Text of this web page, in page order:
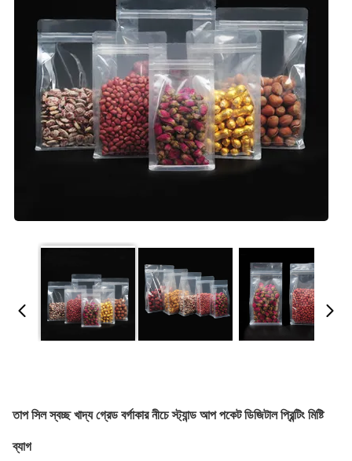
তাপ সিল স্বচ্ছ খাদ্য গ্রেড বর্গাকার নীচে স্ট্যান্ড আপ পকেট ডিজিটাল প্রিন্টিং মিষ্টি
ব্যাগ